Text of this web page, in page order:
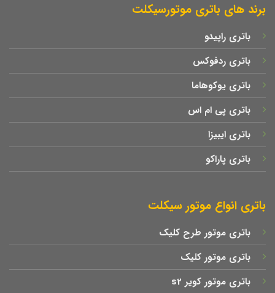
برند های باتری موتورسیکلت
باتری راپیدو
باتری ردفوکس
باتری یوکوهاما
باتری پی ام اس
باتری ایبیزا
باتری پاراکو
باتری انواع موتور سیکلت
باتری موتور طرح کلیک
باتری موتور کلیک
باتری موتور کویر s2